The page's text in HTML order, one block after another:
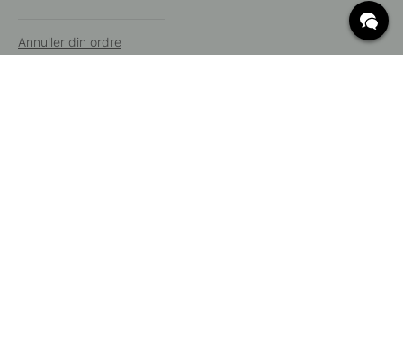
Annuller din ordre